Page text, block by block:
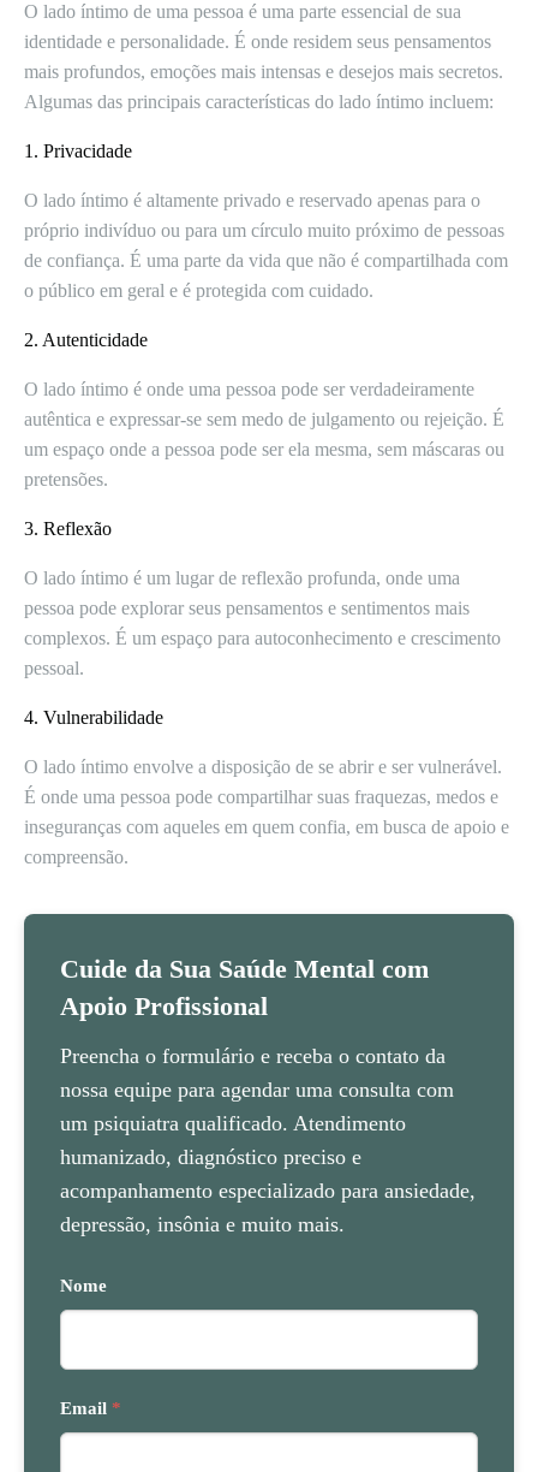
O lado íntimo de uma pessoa é uma parte essencial de sua
identidade e personalidade. É onde residem seus pensamentos
mais profundos, emoções mais intensas e desejos mais secretos.
Algumas das principais características do lado íntimo incluem:
1. Privacidade
O lado íntimo é altamente privado e reservado apenas para o
próprio indivíduo ou para um círculo muito próximo de pessoas
de confiança. É uma parte da vida que não é compartilhada com
o público em geral e é protegida com cuidado.
2. Autenticidade
O lado íntimo é onde uma pessoa pode ser verdadeiramente
autêntica e expressar-se sem medo de julgamento ou rejeição. É
um espaço onde a pessoa pode ser ela mesma, sem máscaras ou
pretensões.
3. Reflexão
O lado íntimo é um lugar de reflexão profunda, onde uma
pessoa pode explorar seus pensamentos e sentimentos mais
complexos. É um espaço para autoconhecimento e crescimento
pessoal.
4. Vulnerabilidade
O lado íntimo envolve a disposição de se abrir e ser vulnerável.
É onde uma pessoa pode compartilhar suas fraquezas, medos e
inseguranças com aqueles em quem confia, em busca de apoio e
compreensão.
Cuide da Sua Saúde Mental com
Apoio Profissional
Preencha o formulário e receba o contato da
nossa equipe para agendar uma consulta com
um psiquiatra qualificado. Atendimento
humanizado, diagnóstico preciso e
acompanhamento especializado para ansiedade,
depressão, insônia e muito mais.
Nome
Email *